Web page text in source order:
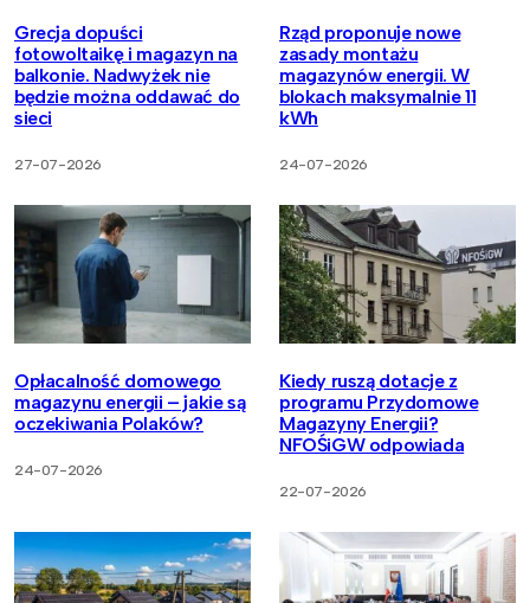
Grecja dopuści
fotowoltaikę i magazyn na
balkonie. Nadwyżek nie
będzie można oddawać do
sieci
27-07-2026
Rząd proponuje nowe
zasady montażu
magazynów energii. W
blokach maksymalnie 11
kWh
24-07-2026
Opłacalność domowego
magazynu energii – jakie są
oczekiwania Polaków?
24-07-2026
Kiedy ruszą dotacje z
programu Przydomowe
Magazyny Energii?
NFOŚiGW odpowiada
22-07-2026